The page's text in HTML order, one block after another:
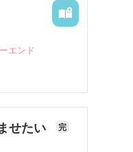
エンド
せたい 完